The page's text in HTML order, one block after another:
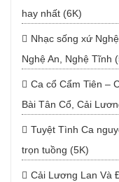
hay nhất (6K)
Nhạc sống xứ
Nghệ An, Nghệ Tĩnh
Ca cổ Cẩm Tiên –
Bài Tân Cổ, Cải
Tuyệt Tình Ca
trọn tuồng (5K)
Cải Lương Lan Và